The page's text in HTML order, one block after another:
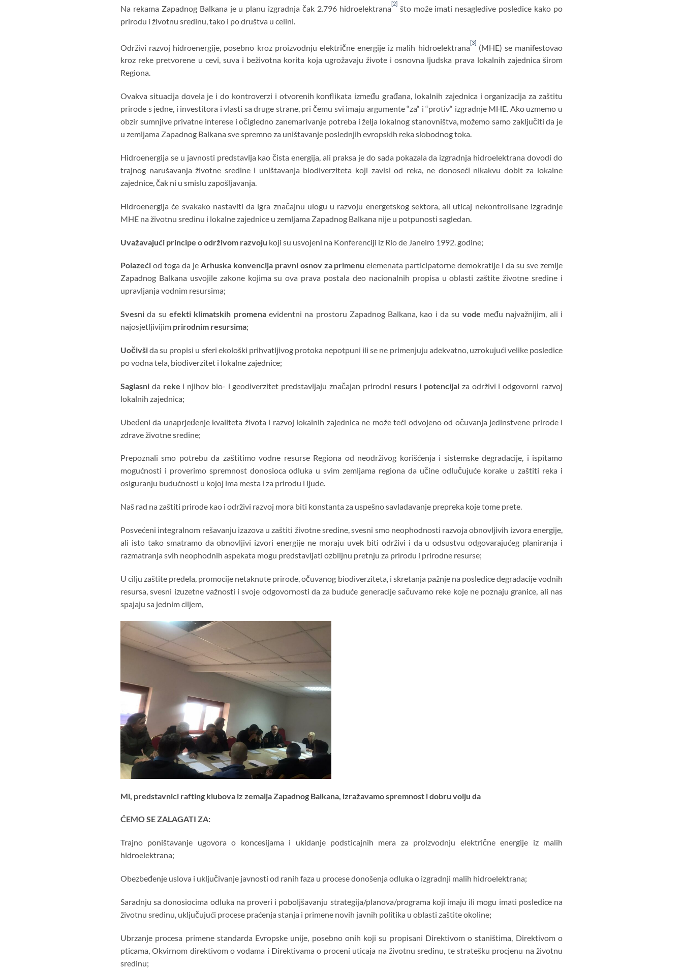
Na rekama Zapadnog Balkana je u planu izgradnja čak 2.796 hidroelektrana
[2]
što može imati nesagledive posledice kako po
prirodu i životnu sredinu, tako i po društva u celini.
Održivi razvoj hidroenergije, posebno kroz proizvodnju električne energije iz malih hidroelektrana
[3]
(MHE) se manifestovao
kroz reke pretvorene u cevi, suva i beživotna korita koja ugrožavaju živote i osnovna ljudska prava lokalnih zajednica širom
Regiona.
Ovakva situacija dovela je i do kontroverzi i otvorenih konflikata između građana, lokalnih zajednica i organizacija za zaštitu
prirode s jedne, i investitora i vlasti sa druge strane, pri čemu svi imaju argumente “za“ i “protiv“ izgradnje MHE. Ako uzmemo u
obzir sumnjive privatne interese i očigledno zanemarivanje potreba i želja lokalnog stanovništva, možemo samo zaključiti da je
u zemljama Zapadnog Balkana sve spremno za uništavanje poslednjih evropskih reka slobodnog toka.
Hidroenergija se u javnosti predstavlja kao čista energija, ali praksa je do sada pokazala da izgradnja hidroelektrana dovodi do
trajnog narušavanja životne sredine i uništavanja biodiverziteta koji zavisi od reka, ne donoseći nikakvu dobit za lokalne
zajednice, čak ni u smislu zapošljavanja.
Hidroenergija će svakako nastaviti da igra značajnu ulogu u razvoju energetskog sektora, ali uticaj nekontrolisane izgradnje
MHE na životnu sredinu i lokalne zajednice u zemljama Zapadnog Balkana nije u potpunosti sagledan.
Uvažavajući principe o održivom razvoju koji su usvojeni na Konferenciji iz Rio de Janeiro 1992. godine;
Polazeći od toga da je Arhuska konvencija pravni osnov za primenu elemenata participatorne demokratije i da su sve zemlje
Zapadnog Balkana usvojile zakone kojima su ova prava postala deo nacionalnih propisa u oblasti zaštite životne sredine i
upravljanja vodnim resursima;
Svesni da su efekti klimatskih promenaevidentni na prostoru Zapadnog Balkana, kao i da su vode među najvažnijim, ali i
najosjetljivijim prirodnim resursima;
Uočivšida su propisi u sferi ekološki prihvatljivog protoka nepotpuni ili se ne primenjuju adekvatno, uzrokujući velike posledice
po vodna tela, biodiverzitet i lokalne zajednice;
Saglasni da reke i njihov bio- i geodiverzitet predstavljaju značajan prirodni resurs i potencijal za održivi i odgovorni razvoj
lokalnih zajednica;
Ubeđeni da unaprjeđenje kvaliteta života i razvoj lokalnih zajednica ne može teći odvojeno od očuvanja jedinstvene prirode i
zdrave životne sredine;
Prepoznali smo potrebu da zaštitimo vodne resurse Regiona od neodrživog korišćenja i sistemske degradacije, i ispitamo
mogućnosti i proverimo spremnost donosioca odluka u svim zemljama regiona da učine odlučujuće korake u zaštiti reka i
osiguranju budućnosti u kojoj ima mesta i za prirodu i ljude.
Naš rad na zaštiti prirode kao i održivi razvoj mora biti konstanta za uspešno savladavanje prepreka koje tome prete.
Posvećeni integralnom rešavanju izazova u zaštiti životne sredine, svesni smo neophodnosti razvoja obnovljivih izvora energije,
ali isto tako smatramo da obnovljivi izvori energije ne moraju uvek biti održivi i da u odsustvu odgovarajućeg planiranja i
razmatranja svih neophodnih aspekata mogu predstavljati ozbiljnu pretnju za prirodu i prirodne resurse;
U cilju zaštite predela, promocije netaknute prirode, očuvanog biodiverziteta, i skretanja pažnje na posledice degradacije vodnih
resursa, svesni izuzetne važnosti i svoje odgovornosti da za buduće generacije sačuvamo reke koje ne poznaju granice, ali nas
spajaju sa jednim ciljem,
Mi, predstavnici rafting klubova iz zemalja Zapadnog Balkana, izražavamo spremnost i dobru volju da
ĆEMO SE ZALAGATI ZA:
Trajno poništavanje ugovora o koncesijama i ukidanje podsticajnih mera za proizvodnju električne energije iz malih
hidroelektrana;
Obezbeđenje uslova i uključivanje javnosti od ranih faza u procese donošenja odluka o izgradnji malih hidroelektrana;
Saradnju sa donosiocima odluka na proveri i poboljšavanju strategija/planova/programa koji imaju ili mogu imati posledice na
životnu sredinu, uključujući procese praćenja stanja i primene novih javnih politika u oblasti zaštite okoline;
Ubrzanje procesa primene standarda Evropske unije, posebno onih koji su propisani Direktivom o staništima, Direktivom o
pticama, Okvirnom direktivom o vodama i Direktivama o proceni uticaja na životnu sredinu, te stratešku procjenu na životnu
sredinu;